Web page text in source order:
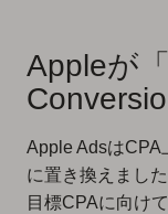
Appleが
Apple AdsはCPA
に置き換えまし
目標CPAに向け